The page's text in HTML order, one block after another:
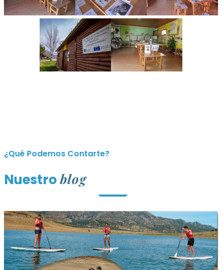
¿Qué Podemos Contarte?
Nuestroblog